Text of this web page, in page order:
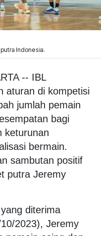
Indonesia.
-- IBL
aturan di kompetisi
jumlah pemain
bagi
keturunan
bermain.
sambutan positif
putra Jeremy
diterima
2023), Jeremy